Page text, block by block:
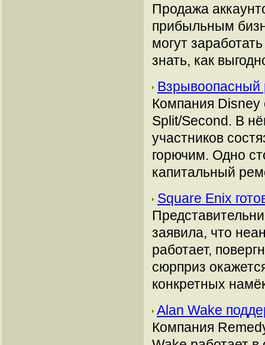
Продажа
прибыльным
могут
знать, как
Взрывоопасный
Компания Disney
Split/Second. В
участников
горючим. Одно
капитальный
Square Enix
заявила, что
работает,
сюрприз
конкретных
Alan Wake
Компания